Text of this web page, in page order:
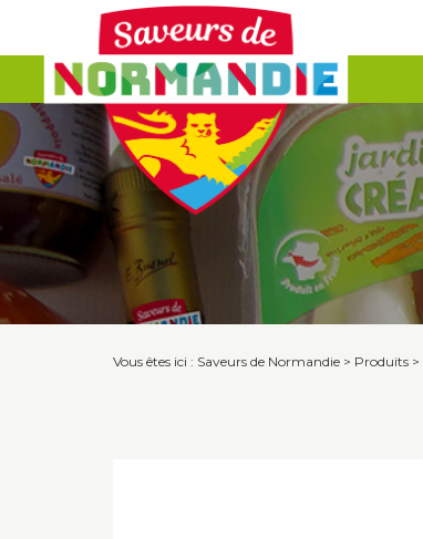
Vous êtes ici : Saveurs de Normandie > Produits >
Panneau de gestion des cookies